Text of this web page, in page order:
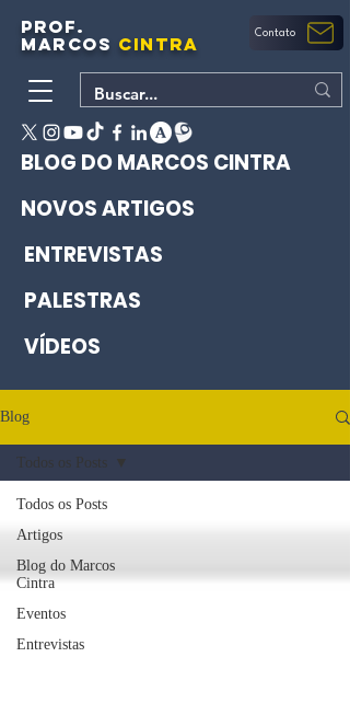
PROF.
MARCOS CINTRA Contato
BLOG DO MARCOS CINTRA
NOVOS ARTIGOS
ENTREVISTAS
PALESTRAS
VÍDEOS
Blog
Todos os Posts
Artigos
Blog do Marcos
Cintra
Eventos
Entrevistas
Todos os Posts